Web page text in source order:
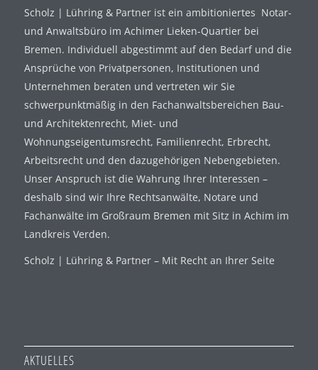
Scholz | Lühring & Partner ist ein ambitioniertes Notar-
und Anwaltsbüro im Achimer Lieken-Quartier bei
Bremen. Individuell abgestimmt auf den Bedarf und die
Ansprüche von Privatpersonen, Institutionen und
Unternehmen beraten und vertreten wir Sie
schwerpunktmäßig in den Fachanwaltsbereichen Bau-
und Architektenrecht, Miet- und
Wohnungseigentumsrecht, Familienrecht, Erbrecht,
Arbeitsrecht und den dazugehörigen Nebengebieten.
Unser Anspruch ist die Wahrung Ihrer Interessen –
deshalb sind wir Ihre Rechtsanwälte, Notare und
Fachanwälte im Großraum Bremen mit Sitz in Achim im
Landkreis Verden.
Scholz | Lühring & Partner – Mit Recht an Ihrer Seite
AKTUELLES